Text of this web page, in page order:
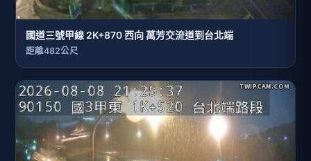
國道三號甲線 2K+870 西向 萬芳交流道到台北端
距離482公尺